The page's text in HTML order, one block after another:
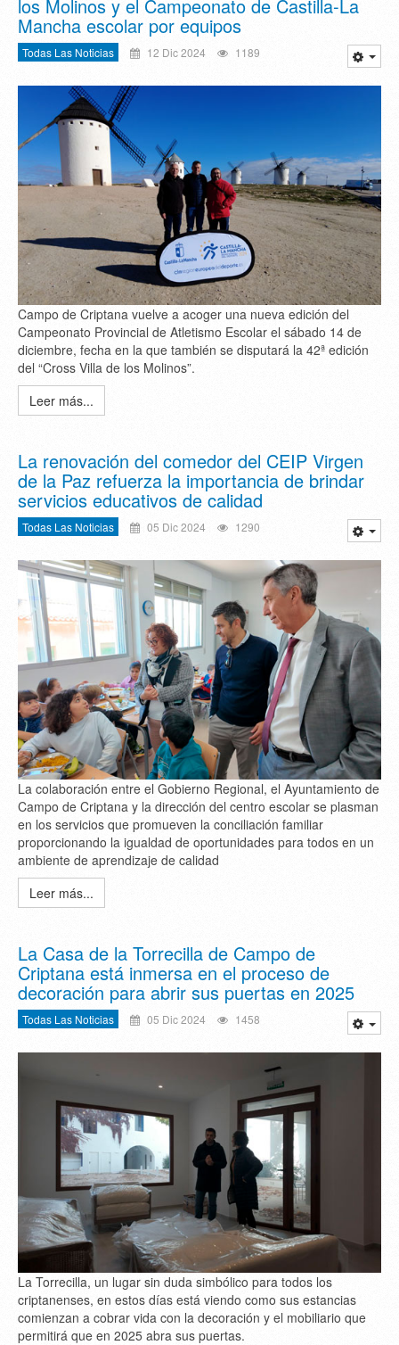
los Molinos y el Campeonato de Castilla-La
Mancha escolar por equipos
Todas Las Noticias 12 Dic 2024 1189
Campo de Criptana vuelve a acoger una nueva edición del
Campeonato Provincial de Atletismo Escolar el sábado 14 de
diciembre, fecha en la que también se disputará la 42ª edición
del “Cross Villa de los Molinos”.
Leer más...
La renovación del comedor del CEIP Virgen
de la Paz refuerza la importancia de brindar
servicios educativos de calidad
Todas Las Noticias 05 Dic 2024 1290
La colaboración entre el Gobierno Regional, el Ayuntamiento de
Campo de Criptana y la dirección del centro escolar se plasman
en los servicios que promueven la conciliación familiar
proporcionando la igualdad de oportunidades para todos en un
ambiente de aprendizaje de calidad
Leer más...
La Casa de la Torrecilla de Campo de
Criptana está inmersa en el proceso de
decoración para abrir sus puertas en 2025
Todas Las Noticias 05 Dic 2024 1458
La Torrecilla, un lugar sin duda simbólico para todos los
criptanenses, en estos días está viendo como sus estancias
comienzan a cobrar vida con la decoración y el mobiliario que
permitirá que en 2025 abra sus puertas.